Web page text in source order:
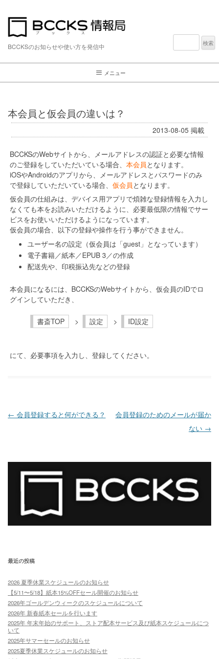
BCCKSのお知らせや使い方を発信中
検
メニュー
本会員と仮会員の違いは？
2013-08-05 掲載
BCCKSのWebサイトから、メールアドレスの認証と必要な情報
のご登録をしていただいている場合、本会員 となります。
iOSやAndroidのアプリから、メールアドレスとパスワードのみ
で登録していただいている場合、仮会員 となります。
仮会員の仕組みは、デバイス用アプリで煩雑な登録情報を入力し
なくても本をお読みいただけるように、必要最低限の情報でサー
ビスをお使いいただけるようになっています。
仮会員の場合、以下の登録や操作を行う事ができません。
ユーザー名の設定（仮会員は「guest」となっています）
電子書籍／紙本／EPUB 3／の作成
配送先や、印税振込先などの登録
本会員になるには、BCCKSのWebサイトから、仮会員のIDでロ
グインしていただき、
書斎TOP 設定 ID設定
にて、必要事項を入力し、登録してください。
投稿ナビゲーション
← 会員登録すると何ができる？
会員登録のためのメールが届か
ない →
最近の投稿
2026 夏季休業スケジュールのお知らせ
【5/11〜5/18】紙本15%OFFセール開催のお知らせ
2026年ゴールデンウィークのスケジュールについて
2026年 新春紙本セールを行います
2025年 年末年始のサポート、ストア配本サービス及び紙本スケジュールにつ
いて
2025年サマーセールのお知らせ
2025夏季休業スケジュールのお知らせ